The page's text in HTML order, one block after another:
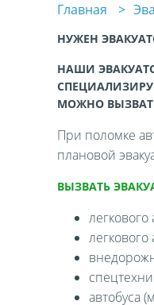
Главная
НУЖЕН
НАШИ
МОЖНО
При поломке
плановой
ВЫЗВАТЬ
легкового
автобуса